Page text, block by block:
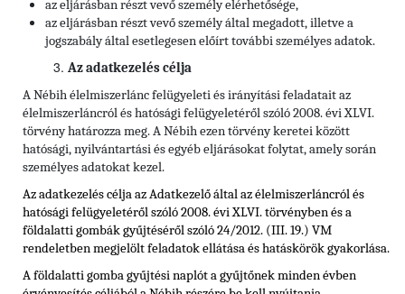
az eljárásban részt vevő személy elérhetősége,
az eljárásban részt vevő személy által megadott, illetve a
jogszabály által esetlegesen előírt további személyes adatok.
Az adatkezelés célja
A Nébih élelmiszerlánc felügyeleti és irányítási feladatait az
élelmiszerláncról és hatósági felügyeletéről szóló 2008. évi XLVI.
törvény határozza meg. A Nébih ezen törvény keretei között
hatósági, nyilvántartási és egyéb eljárásokat folytat, amely során
személyes adatokat kezel.
Az adatkezelés célja az Adatkezelő által az élelmiszerláncról és
hatósági felügyeletéről szóló 2008. évi XLVI. törvényben ésa
földalatti gombák gyűjtéséről szóló 24/2012. (III. 19.) VM
rendeletbenmegjelölt feladatok ellátása és hatáskörök gyakorlása.
A földalatti gomba gyűjtési naplót a gyűjtőnek minden évben